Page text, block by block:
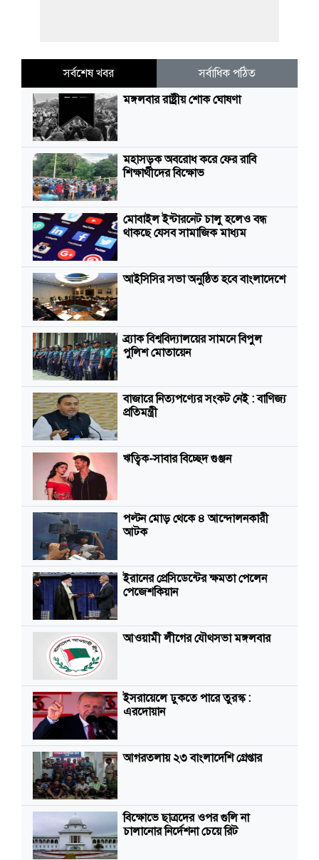
সর্বশেষ খবর
সর্বাধিক পঠিত
মঙ্গলবার রাষ্ট্রীয় শোক ঘোষণা
মহাসড়ক অবরোধ করে ফের রাবি
শিক্ষার্থীদের বিক্ষোভ
মোবাইল ইন্টারনেট চালু হলেও বন্ধ
থাকছে যেসব সামাজিক মাধ্যম
আইসিসির সভা অনুষ্ঠিত হবে বাংলাদেশে
ব্র্যাক বিশ্ববিদ্যালয়ের সামনে বিপুল
পুলিশ মোতায়েন
বাজারে নিত্যপণ্যের সংকট নেই : বাণিজ্য
প্রতিমন্ত্রী
ঋত্বিক-সাবার বিচ্ছেদ গুঞ্জন
পল্টন মোড় থেকে ৪ আন্দোলনকারী
আটক
ইরানের প্রেসিডেন্টের ক্ষমতা পেলেন
পেজেশকিয়ান
আওয়ামী লীগের যৌথসভা মঙ্গলবার
ইসরায়েলে ঢুকতে পারে তুরস্ক :
এরদোয়ান
আগরতলায় ২৩ বাংলাদেশি গ্রেপ্তার
বিক্ষোভে ছাত্রদের ওপর গুলি না
চালানোর নির্দেশনা চেয়ে রিট